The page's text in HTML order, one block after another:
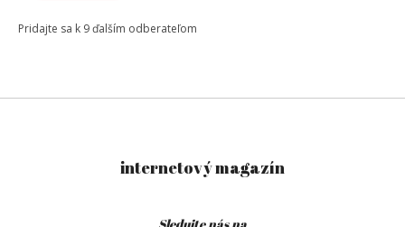
Pridajte sa k 9 ďalším odberateľom
internetový magazín